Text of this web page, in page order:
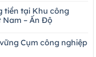
tiền tại Khu công
Nam – Ấn Độ
Cụm công nghiệp